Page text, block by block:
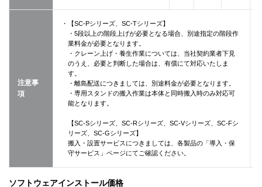
注意事
項
・【SC-Pシリーズ、SC-Tシリーズ】
・5段以上の階段上げが必要となる場合、別途指定の階段作
業料金が必要となります。
・クレーン上げ・養生作業については、当社契約業者下見
のうえ、必要と判断した場合は、有償にて対応いたしま
す。
・離島配送につきましては、別途料金が必要となります。
・専用スタンドの搬入作業は本体と同時搬入時のみ対応可
能となります。
【SC-Sシリーズ、SC-Rシリーズ、SC-Vシリーズ、SC-Fシ
リーズ、SC-Gシリーズ】
搬入・設置サービスにつきましては、各製品の「導入・保
守サービス」ページにてご確認ください。
ソフトウェアインストール価格